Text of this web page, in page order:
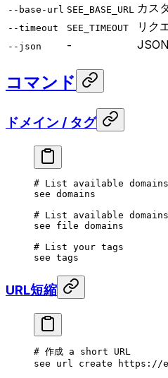
--base-url SEE_BASE_URL カス
--timeout SEE_TIMEOUT リク
--json -
コマンド
ドメイン / タグ
# List available
see domains
# List available
see file domains
# List your tags
see tags
URL短縮
# 作成 a short URL
see url create https://